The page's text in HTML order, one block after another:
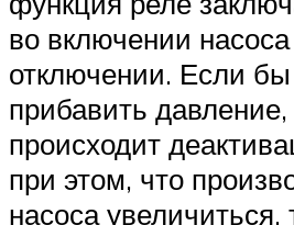
во включении насоса
отключении. Если
прибавить
происходит
при этом, что
насоса